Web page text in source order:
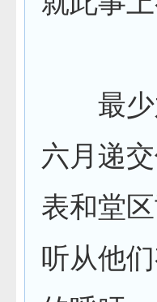
最少
六月递
表和堂
听从他